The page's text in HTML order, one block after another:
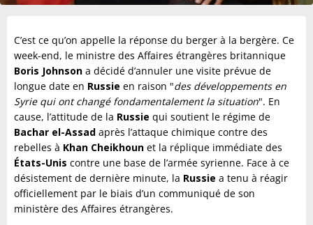
C’est ce qu’on appelle la réponse du berger à la bergère. Ce
week-end, le ministre des Affaires étrangères britannique
Boris Johnson a décidé d’annuler une visite prévue de
longue date en Russie en raison "des développements en
Syrie qui ont changé fondamentalement la situation". En
cause, l’attitude de la Russie qui soutient le régime de
Bachar el-Assad après l’attaque chimique contre des
rebelles à Khan Cheikhoun et la réplique immédiate des
États-Unis contre une base de l’armée syrienne. Face à ce
désistement de dernière minute, la Russie a tenu à réagir
officiellement par le biais d’un communiqué de son
ministère des Affaires étrangères.